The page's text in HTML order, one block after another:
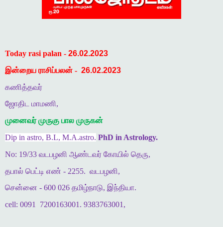
Today rasi palan - 26.02.2023
இன்றைய ராசிப்பலன் - 26.02.2023
கணித்தவர்
ஜோதிட மாமணி,
முனைவர் முருகு பால முருகன்
Dip in astro, B.L, M.A.astro. PhD in Astrology.
No: 19/33 வடபழனி ஆண்டவர் கோயில் தெரு,
தபால் பெட்டி எண் - 2255. வடபழனி,
சென்னை - 600 026 தமிழ்நாடு, இந்தியா.
cell: 0091
7200163001. 9383763001,